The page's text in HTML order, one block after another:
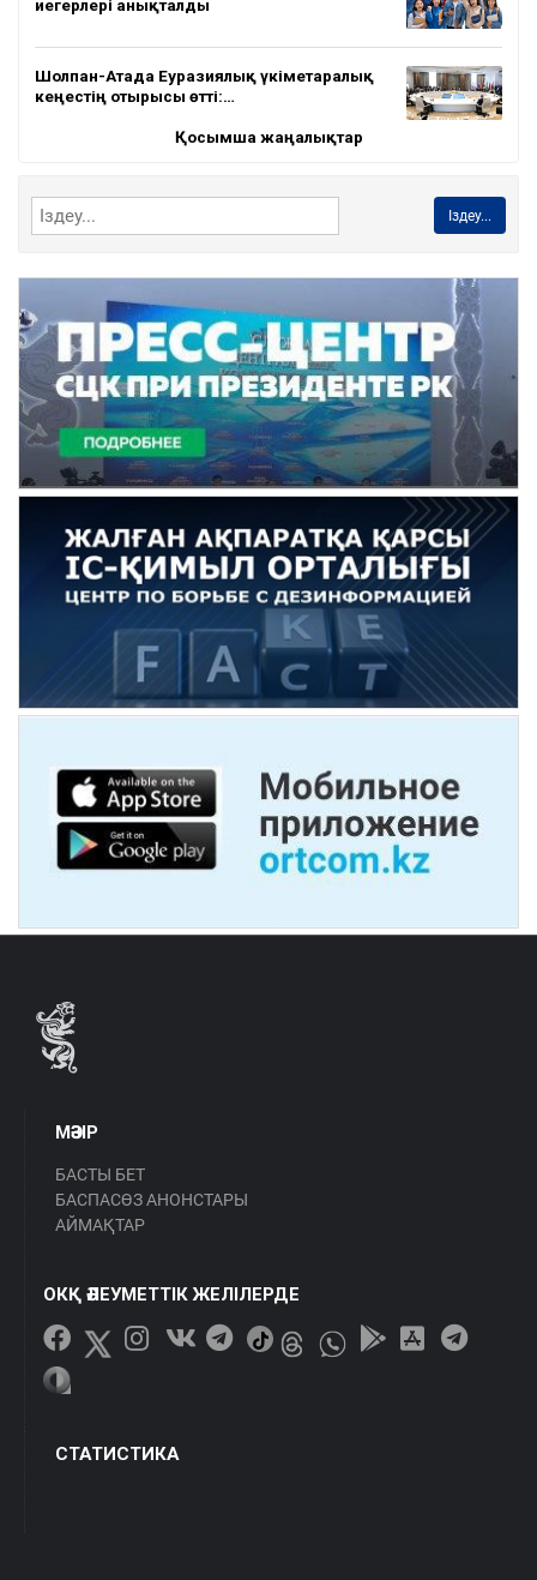
иегерлері анықталды
Шолпан-Атада Еуразиялық үкіметаралық
кеңестің отырысы өтті:…
Қосымша жаңалықтар
Іздеу...
МӘЗІР
БАСТЫ БЕТ
БАСПАСӨЗ АНОНСТАРЫ
АЙМАҚТАР
ОКҚ ӘЛЕУМЕТТІК ЖЕЛІЛЕРДЕ
СТАТИСТИКА